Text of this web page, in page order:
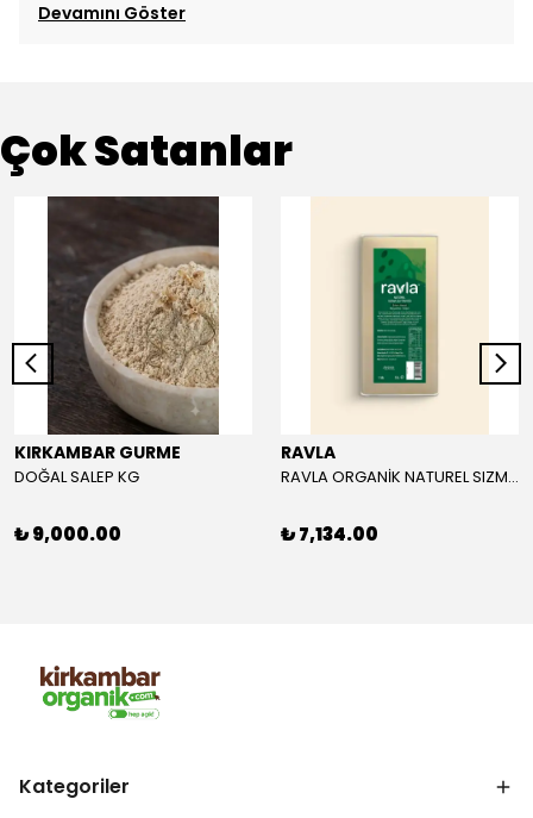
Devamını Göster
Çok Satanlar
KIRKAMBAR GURME
DOĞAL SALEP KG
₺ 9,000.00
RAVLA
RAVLA ORGANİK NATUREL SIZMA ZEYTİNYAĞI 5L
₺ 7,134.00
Kategoriler